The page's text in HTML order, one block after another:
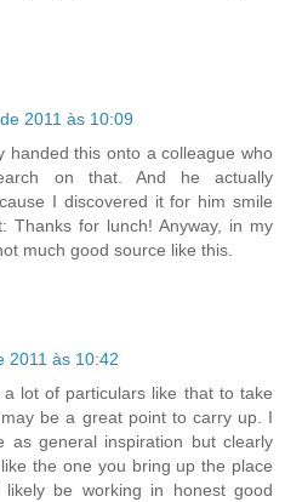
2011 às 10:09
handed this onto a colleague who
on that. And he actually
I discovered it for him smile
Thanks for lunch! Anyway, in my
much good source like this.
2011 às 10:42
lot of particulars like that to take
be a great point to carry up. I
as general inspiration but clearly
the one you bring up the place
be working in honest good